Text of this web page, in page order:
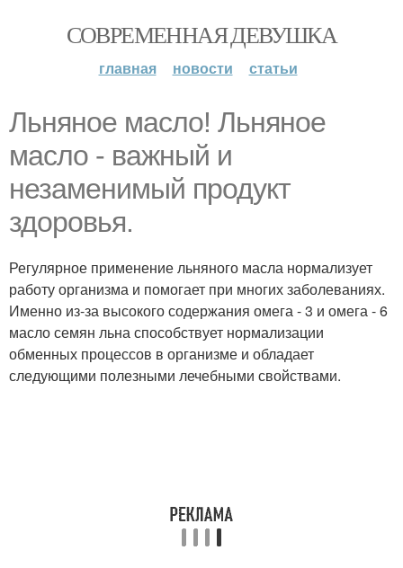
СОВРЕМЕННАЯ ДЕВУШКА
главная новости статьи
Льняное масло! Льняное
масло - важный и
незаменимый продукт
здоровья.
Регулярное применение льняного масла нормализует
работу организма и помогает при многих заболеваниях.
Именно из-за высокого содержания омега - 3 и омега - 6
масло семян льна способствует нормализации
обменных процессов в организме и обладает
следующими полезными лечебными свойствами.